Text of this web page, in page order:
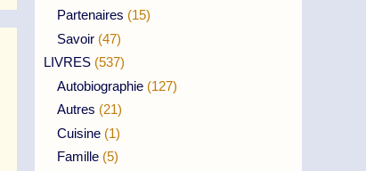
Partenaires (15)
Savoir (47)
LIVRES (537)
Autobiographie (127)
Autres (21)
Cuisine (1)
Famille (5)